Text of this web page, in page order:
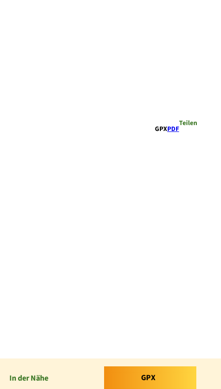
GPXPDF
Teilen
In der Nähe GPX